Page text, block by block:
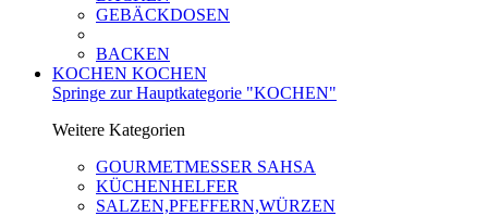
GEBÄCKDOSEN
BACKEN
KOCHEN KOCHEN
Springe zur Hauptkategorie "KOCHEN"
Weitere Kategorien
GOURMETMESSER SAHSA
KÜCHENHELFER
SALZEN,PFEFFERN,WÜRZEN